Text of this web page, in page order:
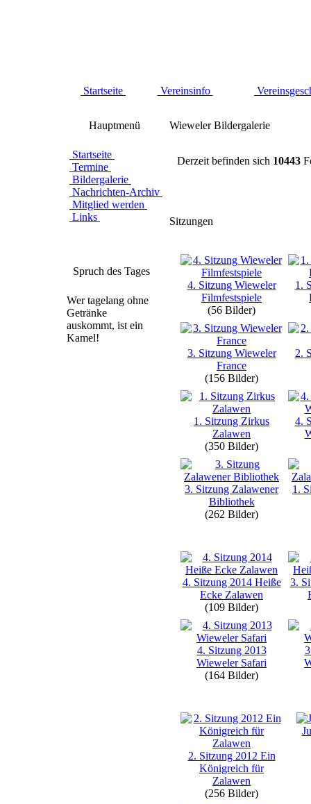
Startseite Vereinsinfo
Hauptmenü
Startseite
Termine
Bildergalerie
Nachrichten-Archiv
Mitglied werden
Links
Spruch des Tages
Wer tagelang ohne
Getränke
auskommt, ist ein
Kamel!
Wieweler Bildergalerie
Derzeit befinden sich 10443
Sitzungen
4. Sitzung Wieweler
Filmfestspiele
(56 Bilder)
1.
3. Sitzung Wieweler
France
(156 Bilder)
2.
1. Sitzung Zirkus
Zalawen
(350 Bilder)
4.
3. Sitzung Zalawener
Bibliothek
(262 Bilder)
1.
4. Sitzung 2014 Heiße
Ecke Zalawen
(109 Bilder)
3.
4. Sitzung 2013
Wieweler Safari
(164 Bilder)
2. Sitzung 2012 Ein
Königreich für
Zalawen
(256 Bilder)